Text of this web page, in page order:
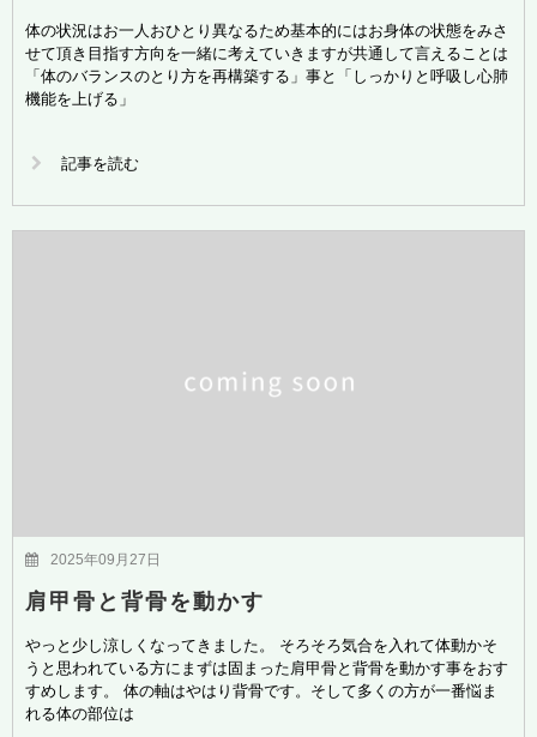
体の状況はお一人おひとり異なるため基本的にはお身体の状態をみさ
せて頂き目指す方向を一緒に考えていきますが共通して言えることは
「体のバランスのとり方を再構築する」事と「しっかりと呼吸し心肺
機能を上げる」
記事を読む
2025年09月27日
肩甲骨と背骨を動かす
やっと少し涼しくなってきました。 そろそろ気合を入れて体動かそ
うと思われている方にまずは固まった肩甲骨と背骨を動かす事をおす
すめします。 体の軸はやはり背骨です。そして多くの方が一番悩ま
れる体の部位は